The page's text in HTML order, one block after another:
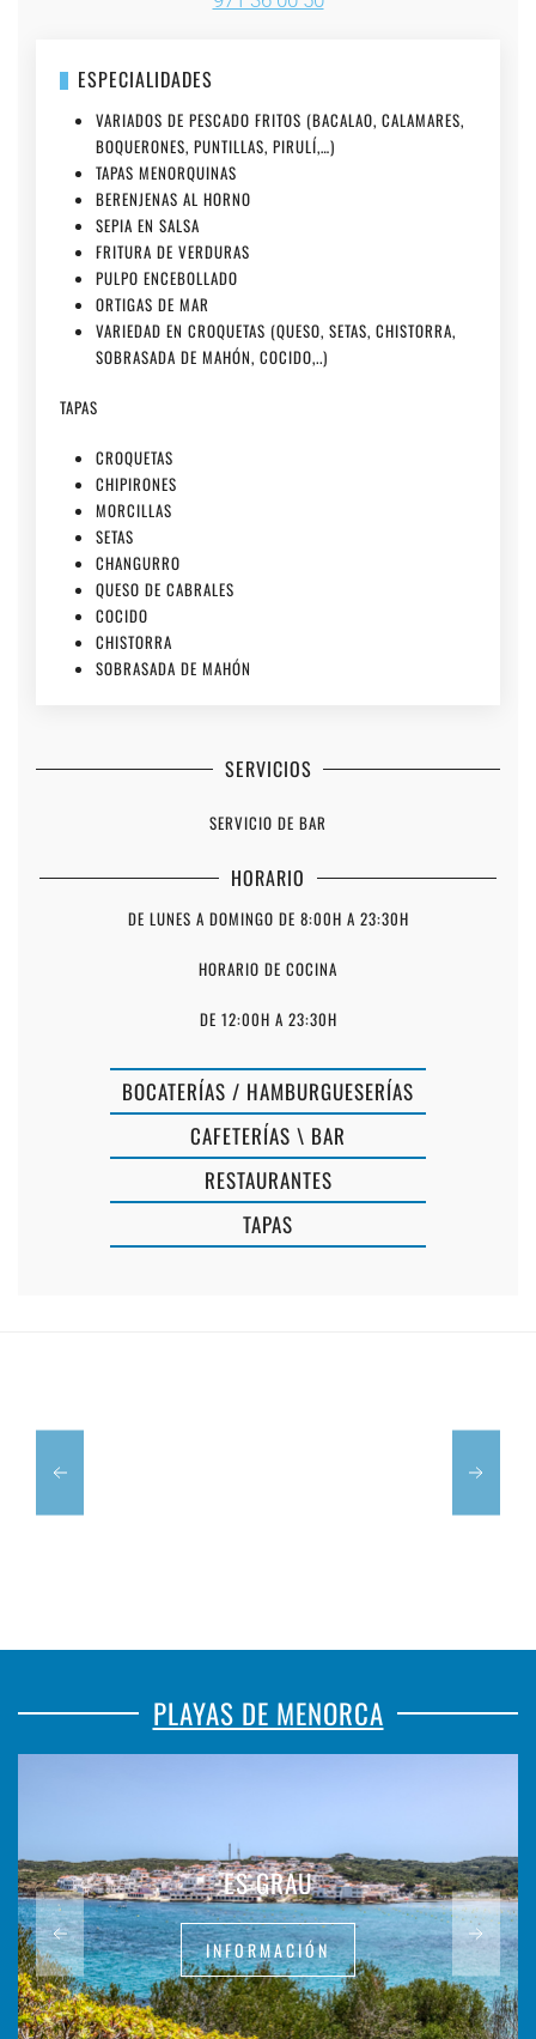
ESPECIALIDADES
VARIADOS DE PESCADO FRITOS (BACALAO, CALAMARES,
BOQUERONES, PUNTILLAS, PIRULÍ,…)
TAPAS MENORQUINAS
BERENJENAS AL HORNO
SEPIA EN SALSA
FRITURA DE VERDURAS
PULPO ENCEBOLLADO
ORTIGAS DE MAR
VARIEDAD EN CROQUETAS (QUESO, SETAS, CHISTORRA,
SOBRASADA DE MAHÓN, COCIDO,..)
TAPAS
CROQUETAS
CHIPIRONES
MORCILLAS
SETAS
CHANGURRO
QUESO DE CABRALES
COCIDO
CHISTORRA
SOBRASADA DE MAHÓN
SERVICIOS
SERVICIO DE BAR
HORARIO
DE LUNES A DOMINGO DE 8:00H A 23:30H
HORARIO DE COCINA
DE 12:00H A 23:30H
BOCATERÍAS / HAMBURGUESERÍAS
CAFETERÍAS \ BAR
RESTAURANTES
TAPAS
PLAYAS DE MENORCA
ES GRAU
INFORMACIÓN